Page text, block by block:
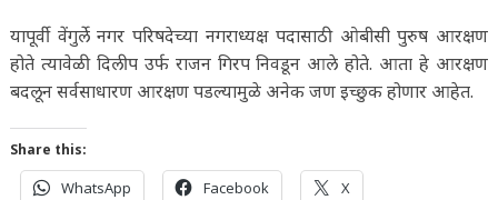
यापूर्वी वेंगुर्ले नगर परिषदेच्या नगराध्यक्ष पदासाठी ओबीसी पुरुष आरक्षण
होते त्यावेळी दिलीप उर्फ राजन गिरप निवडून आले होते. आता हे आरक्षण
बदलून सर्वसाधारण आरक्षण पडल्यामुळे अनेक जण इच्छुक होणार आहेत.
Share this:
WhatsApp Facebook X